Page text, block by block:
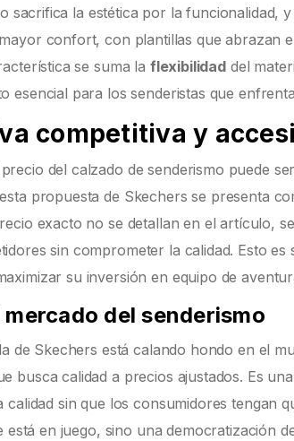
sacrifica la estética por la funcionalidad,
confort, con plantillas que abrazan
se suma la flexibilidad del
esencial para los senderistas que
competitiva y
del calzado de senderismo puede
propuesta de Skechers se presenta
exacto no se detallan en el artículo,
sin comprometer la calidad. Esto
su inversión en equipo de
del senderismo
de Skechers está calando hondo en el
busca calidad a precios ajustados. Es
sin que los consumidores tengan
está en juego, sino una democratización